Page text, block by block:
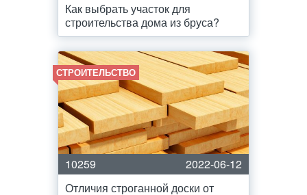
Как выбрать участок для
строительства дома из бруса?
СТРОИТЕЛЬСТВО
10259
2022-06-12
Отличия строганной доски от